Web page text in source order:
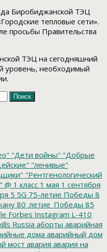
Биробиджанской ТЭЦ
тепловые сети».
просьбы Правительства
ТЭЦ на сегодняшний
уровень, необходимый
"Дети войны" "Добрые
"ленивые"
"Рентгенологический
@ 1 класс 1 мая 1 сентября
5 5G 75-летие Победы 8
80_летие_Победы 85
Forbes Instagram L-410
Russia аборты аварийная
дома аварийный дом
мост авария авария на